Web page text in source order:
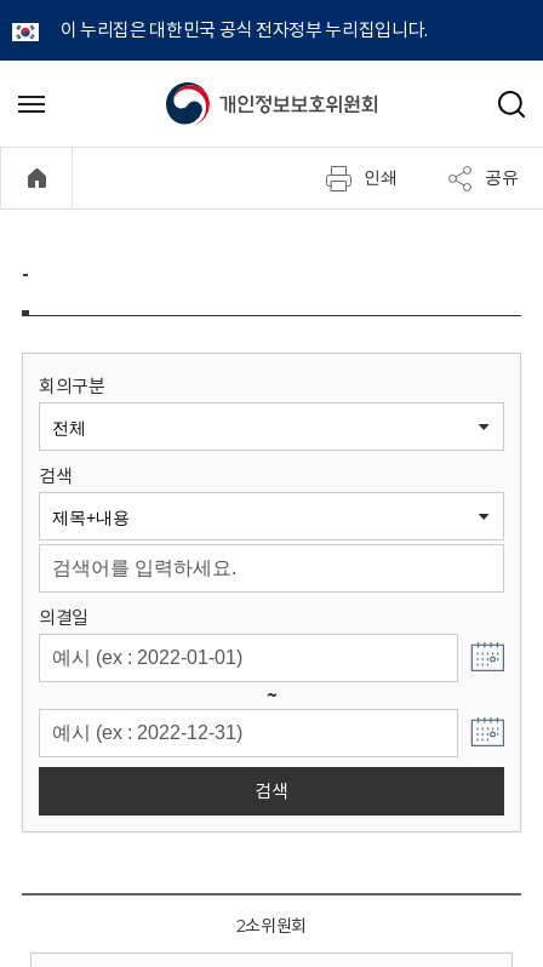
이 누리집은 대한민국 공식 전자정부 누리집입니다.
개
정
보
원
회
메
기
검
인쇄 공유
-
회의구분
검색
의결일
~
검색
2소위원회